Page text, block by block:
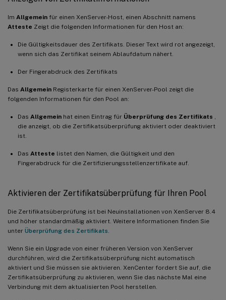
Im Allgemein für einen XenServer-Host, einen Abschnitt namens
Atteste Zeigt die folgenden Informationen für den Host an:
Die Gültigkeitsdauer des Zertifikats. Dieser Text wird rot angezeigt,
wenn sich das Zertifikat seinem Ablaufdatum nähert.
Der Fingerabdruck des Zertifikats
Das Allgemein Registerkarte für einen XenServer-Pool zeigt die
folgenden Informationen für den Pool an:
Das Allgemein hat einen Eintrag für Überprüfung des Zertifikats
die anzeigt, ob die Zertifikatsüberprüfung aktiviert oder deaktiviert
ist.
Das Atteste listet den Namen, die Gültigkeit und den
Fingerabdruck für die Zertifizierungsstellenzertifikate auf.
Aktivieren der Zertifikatsüberprüfung für Ihren Pool
Die Zertifikatsüberprüfung ist bei Neuinstallationen von XenServer 8.4
und höher standardmäßig aktiviert. Weitere Informationen finden Sie
unter Überprüfung des Zertifikats
Wenn Sie ein Upgrade von einer früheren Version von XenServer
durchführen, wird die Zertifikatsüberprüfung nicht automatisch
aktiviert und Sie müssen sie aktivieren. XenCenter fordert Sie auf, die
Zertifikatsüberprüfung zu aktivieren, wenn Sie das nächste Mal eine
Verbindung mit dem aktualisierten Pool herstellen.